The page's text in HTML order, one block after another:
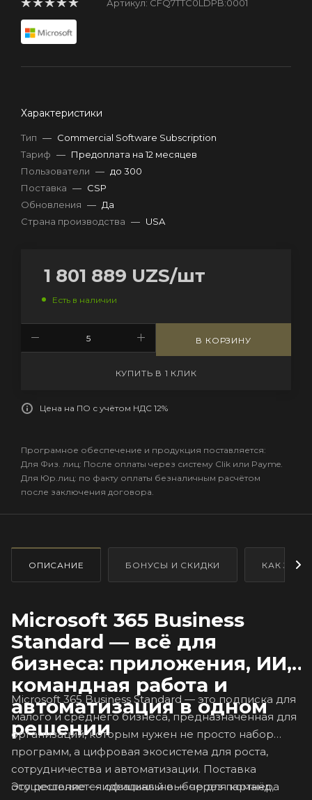
Артикул: CFQ7TTC0LDPB:0001
Характеристики
Тип — Commercial Software Subscription
Тариф — Предоплата на 12 месяцев
Пользователи — до 300
Поставка — CSP
Обновления — Да
Страна производства — USA
1 801 889 UZS/шт
Есть в наличии
В КОРЗИНУ
КУПИТЬ В 1 КЛИК
Цена на ПО с учётом НДС 12%
Програмное обеспечение и продукция поставляется:
Для Физ. лиц: После оплаты через систему Clik или Payme.
Для Юр.лиц: по факту оплаты безналичным расчётом
после заключения договора.
ОПИСАНИЕ БОНУСЫ И СКИДКИ КАК
Microsoft 365 Business
Standard — всё для
бизнеса: приложения, ИИ,
командная работа и
автоматизация в одном
решении
Microsoft 365 Business Standard — это подписка для
малого и среднего бизнеса, предназначенная для
организаций, которым нужен не просто набор
программ, а цифровая экосистема для роста,
сотрудничества и автоматизации. Поставка
осуществляется официально — через партнёра
Это решение — идеальный выбор для команд,